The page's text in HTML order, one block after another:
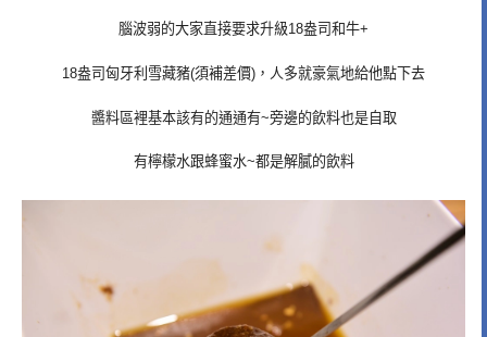
腦波弱的大家直接要求升級18盎司和牛+
18盎司匈牙利雪藏豬(須補差價)，人多就豪氣地給他點下去
醬料區裡基本該有的通通有~旁邊的飲料也是自取
有檸檬水跟蜂蜜水~都是解膩的飲料